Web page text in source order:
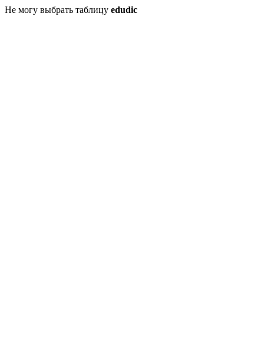
Не могу выбрать таблицу edudic